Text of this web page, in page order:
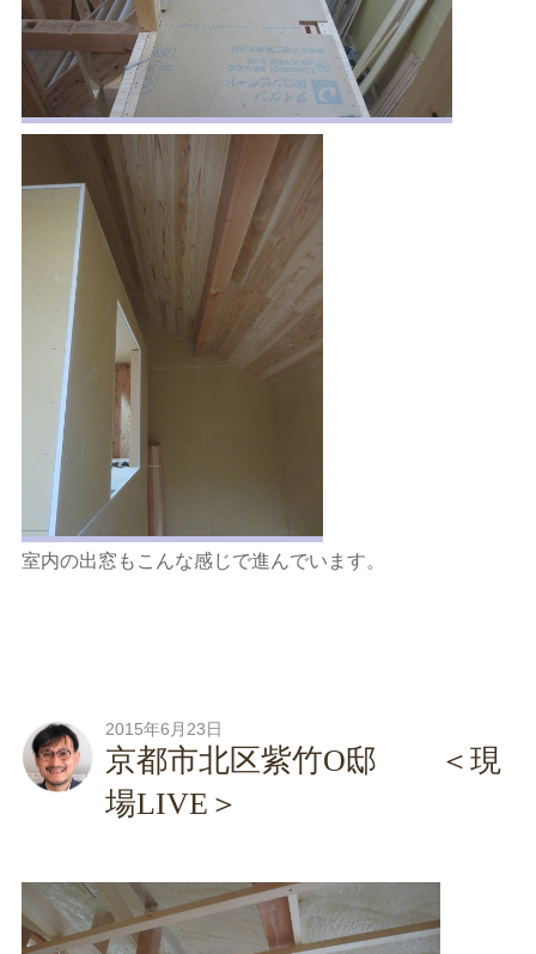
室内の出窓もこんな感じで進んでいます。
2015年6月23日
京都市北区紫竹O邸 ＜現
場LIVE＞